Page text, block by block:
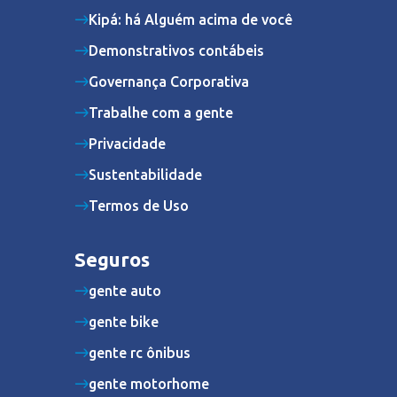
Kipá: há Alguém acima de você
Demonstrativos contábeis
Governança Corporativa
Trabalhe com a gente
Privacidade
Sustentabilidade
Termos de Uso
Seguros
gente auto
gente bike
gente rc ônibus
gente motorhome